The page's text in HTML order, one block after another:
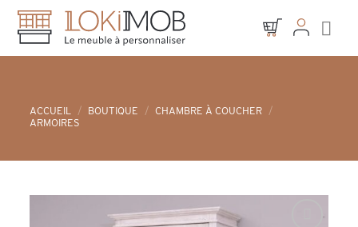
Skip
content
ACCUEIL / BOUTIQUE / CHAMBRE À COUCHER
/
ARMOIRES